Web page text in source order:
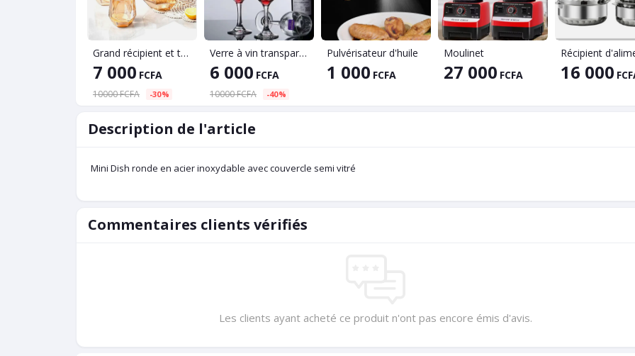
Grand récipient et tasses en verre
7 000 FCFA
10000 FCFA -30%
Verre à vin transparente
6 000 FCFA
10000 FCFA -40%
Pulvérisateur d'huile
1 000 FCFA
Moulinet
27 000 FCFA 16 000
Description de l'article
Mini Dish ronde en acier inoxydable avec couvercle semi vitré
Commentaires clients vérifiés
Les clients ayant acheté ce produit n'ont pas encore émis d'avis.